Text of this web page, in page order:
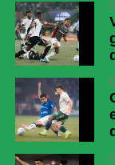
COMENTE
WhatsApp
Facebook
Twitter
Messenger